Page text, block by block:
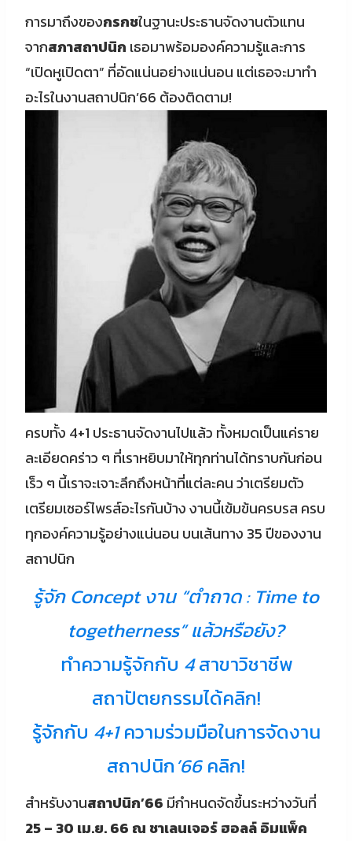
การมาถึงของกรกชในฐานะประธานจัดงานตัวแทน
จากสภาสถาปนิก เธอมาพร้อมองค์ความรู้และการ
“เปิดหูเปิดตา” ที่อัดแน่นอย่างแน่นอน แต่เธอจะมาทำ
อะไรในงานสถาปนิก’66 ต้องติดตาม!
ครบทั้ง 4+1 ประธานจัดงานไปแล้ว ทั้งหมดเป็นแค่ราย
ละเอียดคร่าว ๆ ที่เราหยิบมาให้ทุกท่านได้ทราบกันก่อน
เร็ว ๆ นี้เราจะเจาะลึกถึงหน้าที่แต่ละคน ว่าเตรียมตัว
เตรียมเซอร์ไพรส์อะไรกันบ้าง งานนี้เข้มข้นครบรส ครบ
ทุกองค์ความรู้อย่างแน่นอน บนเส้นทาง 35 ปีของงาน
สถาปนิก
รู้จัก Concept งาน “ตำถาด : Time to
togetherness” แล้วหรือยัง?
ทำความรู้จักกับ 4สาขาวิชาชีพ
สถาปัตยกรรมได้คลิก!
รู้จักกับ 4+1ความร่วมมือในการจัดงาน
สถาปนิก’66 คลิก!
สำหรับงานสถาปนิก’66 มีกำหนดจัดขึ้นระหว่างวันที่
25 – 30 เม.ย. 66 ณ ชาเลนเจอร์ ฮอลล์ อิมแพ็ค